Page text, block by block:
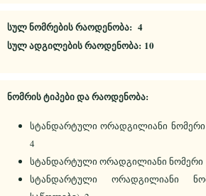
სულ ნომრების რაოდენობა: 4
სულ ადგილების რაოდენობა: 10
ნომრის ტიპები და რაოდენობა:
სტანდარტული ორადგილიანი ნომერი
4
სტანდარტული ორადგილიანი ნომერი
სტანდარტული ორადგილიანი